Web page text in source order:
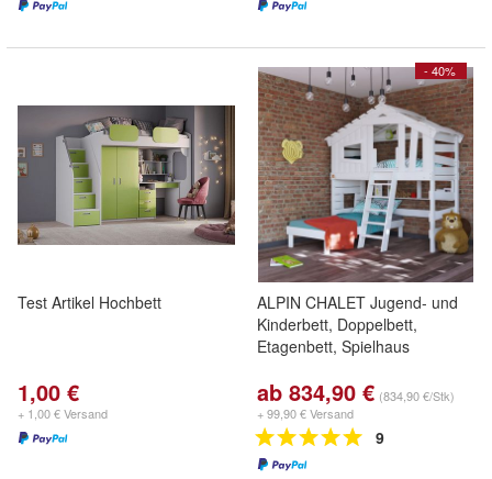
Test Artikel Hochbett
1,00 €
+ 1,00 € Versand
- 40%
ALPIN CHALET Jugend- und
Kinderbett, Doppelbett,
Etagenbett, Spielhaus
ab 834,90 € (834,90 €/Stk)
+ 99,90 € Versand
9